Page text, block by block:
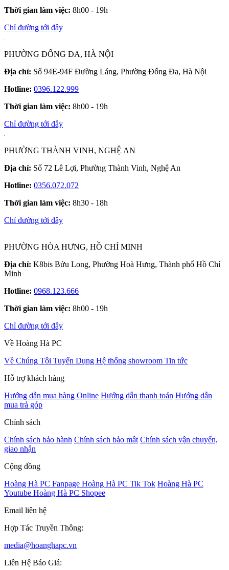
Thời gian làm việc: 8h00 - 19h
Chỉ đường tới đây
PHƯỜNG ĐỐNG ĐA, HÀ NỘI
Địa chỉ: Số 94E-94F Đường Láng, Phường Đống Đa, Hà Nội
Hotline: 0396.122.999
Thời gian làm việc: 8h00 - 19h
Chỉ đường tới đây
PHƯỜNG THÀNH VINH, NGHỆ AN
Địa chỉ: Số 72 Lê Lợi, Phường Thành Vinh, Nghệ An
Hotline: 0356.072.072
Thời gian làm việc: 8h30 - 18h
Chỉ đường tới đây
PHƯỜNG HÒA HƯNG, HỒ CHÍ MINH
Địa chỉ: K8bis Bửu Long, Phường Hoà Hưng, Thành phố Hồ Chí
Minh
Hotline: 0968.123.666
Thời gian làm việc: 8h00 - 19h
Chỉ đường tới đây
Về Hoàng Hà PC
Về Chúng Tôi Tuyển Dụng Hệ thống showroom Tin tức
Hỗ trợ khách hàng
Hướng dẫn mua hàng Online Hướng dẫn thanh toán Hướng dẫn
mua trả góp
Chính sách
Chính sách bảo hành Chính sách bảo mật Chính sách vận chuyển,
giao nhận
Cộng đồng
Hoàng Hà PC Fanpage Hoàng Hà PC Tik Tok Hoàng Hà PC
Youtube Hoàng Hà PC Shopee
Email liên hệ
Hợp Tác Truyền Thông:
media@hoanghapc.vn
Liên Hệ Báo Giá: